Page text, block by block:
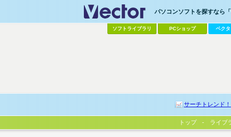
パソコンソフトを探すなら
ソフトライブラリ PCショップ ベク
サーチトレンド！
トップ ライブ